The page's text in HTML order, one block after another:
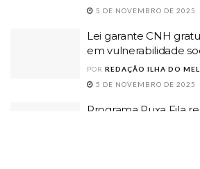
5 DE NOVEMBRO DE 2025
Lei garante CNH
em vulnerabilidade
POR REDAÇÃO ILHA DO MEL
5 DE NOVEMBRO DE 2025
Programa Puxa Fila